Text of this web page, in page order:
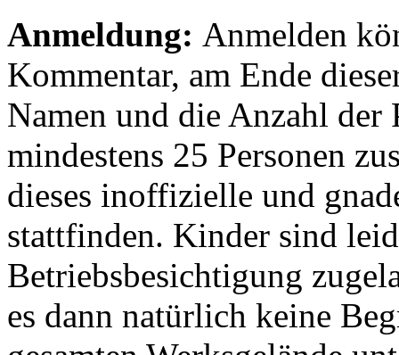
Anmeldung: Anmelden
Kommentar, am Ende
Namen und die Anzahl
mindestens 25 Personen
dieses inoffizielle und
stattfinden. Kinder sind
Betriebsbesichtigung
es dann natürlich keine